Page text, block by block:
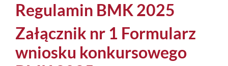
Regulamin BMK 2025
Załącznik nr 1 Formularz
wniosku konkursowego